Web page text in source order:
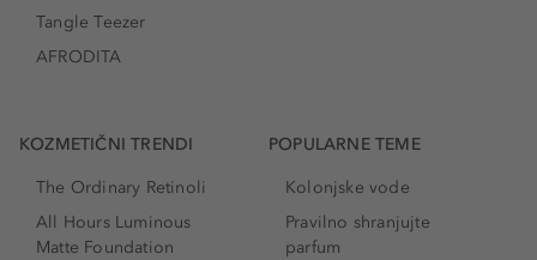
Tangle Teezer
AFRODITA
KOZMETIČNI TRENDI
The Ordinary Retinoli
All Hours Luminous
Matte Foundation
POPULARNE TEME
Kolonjske vode
Pravilno shranjujte
parfum